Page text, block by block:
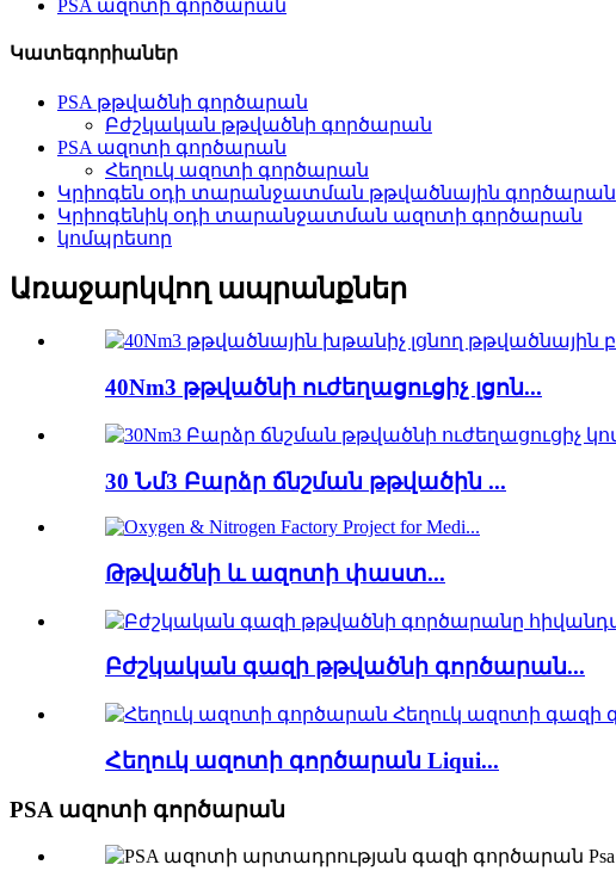
PSA ազոտի գործարան
Կատեգորիաներ
PSA թթվածնի գործարան
Բժշկական թթվածնի գործարան
PSA ազոտի գործարան
Հեղուկ ազոտի գործարան
Կրիոգեն օդի տարանջատման թթվածնային գործարան
Կրիոգենիկ օդի տարանջատման ազոտի գործարան
կոմպրեսոր
Առաջարկվող ապրանքներ
40Nm3 թթվածնի ուժեղացուցիչ լցոն...
30 Նմ3 Բարձր ճնշման թթվածին ...
Թթվածնի և ազոտի փաստ...
Բժշկական գազի թթվածնի գործարան...
Հեղուկ ազոտի գործարան Liqui...
PSA ազոտի գործարան